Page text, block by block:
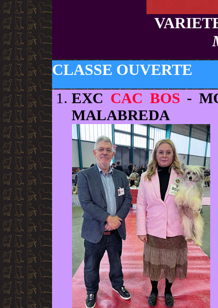
CLASSE OUVERTE
EXC CAC BOS -
MALABREDA